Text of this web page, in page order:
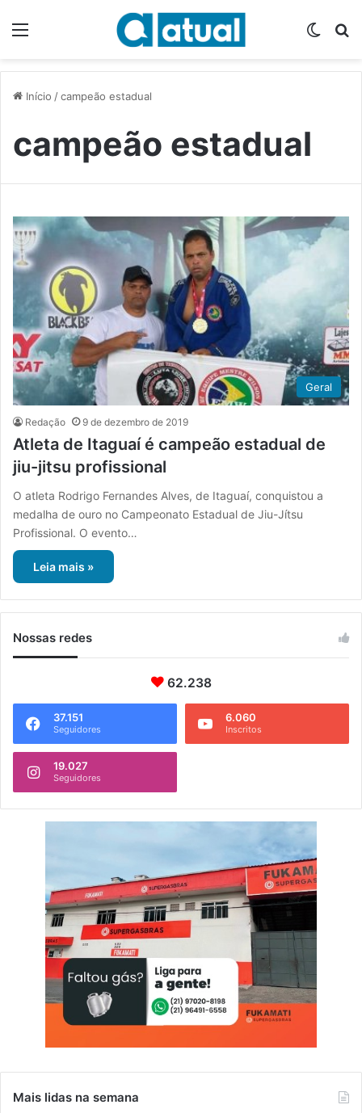
Início /campeão estadual
campeão estadual
Geral
Redação 9 de dezembro de 2019
Atleta de Itaguaí é campeão estadual de
jiu-jitsu profissional
O atleta Rodrigo Fernandes Alves, de Itaguaí, conquistou a
medalha de ouro no Campeonato Estadual de Jiu-Jítsu
Profissional. O evento…
Leia mais »
Nossas redes
62.238
37.151
Seguidores
6.060
Inscritos
19.027
Seguidores
Mais lidas na semana